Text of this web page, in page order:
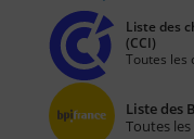
Liste des
(CCI)
Toutes les
Liste des
Toutes